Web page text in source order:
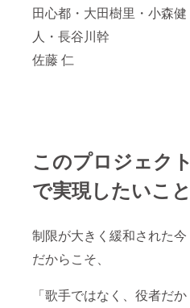
田心都・大田樹里・小森健
人・長谷川幹
佐藤 仁
このプロジェクト
で実現したいこと
制限が大きく緩和された今
だからこそ、
「歌手ではなく、役者だか